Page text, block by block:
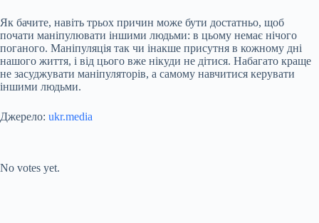
Як бачите, навіть трьох причин може бути достатньо, щоб
почати маніпулювати іншими людьми: в цьому немає нічого
поганого. Маніпуляція так чи інакше присутня в кожному дні
нашого життя, і від цього вже нікуди не дітися. Набагато краще
не засуджувати маніпуляторів, а самому навчитися керувати
іншими людьми.
Джерело: ukr.media
No votes yet.